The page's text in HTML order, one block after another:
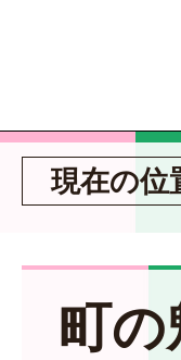
現在の位
町